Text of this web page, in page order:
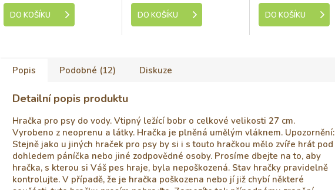
DO KOŠÍKU DO KOŠÍKU DO KOŠÍKU
Popis Podobné (12) Diskuze
Detailní popis produktu
Hračka pro psy do vody. Vtipný ležící bobr o celkové velikosti 27 cm.
Vyrobeno z neoprenu a látky. Hračka je plněná umělým vláknem. Upozornění:
Stejně jako u jiných hraček pro psy by si i s touto hračkou mělo zvíře hrát pod
dohledem páníčka nebo jiné zodpovědné osoby. Prosíme dbejte na to, aby
hračka, s kterou si Váš pes hraje, byla nepoškozená. Stav hračky pravidelně
kontrolujte. V případě, že je hračka poškozena nebo jí již chybí některé